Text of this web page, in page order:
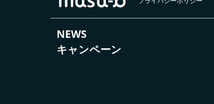
NEWS
キャンペーン